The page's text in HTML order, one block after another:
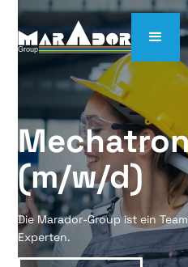
(m/w/d)
Die Marador-Group ist ein
Experten.